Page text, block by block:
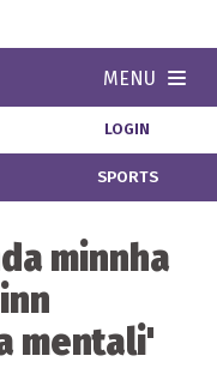
MENU
LOGIN
SPORTS
minnha
mentali'